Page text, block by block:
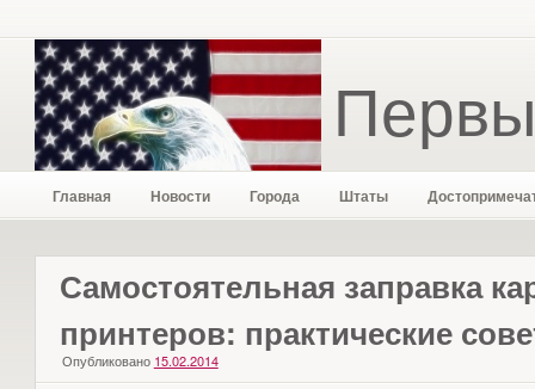
Главная Новости Города Штаты
Самостоятельная заправка
принтеров: практические
Опубликовано 15.02.2014